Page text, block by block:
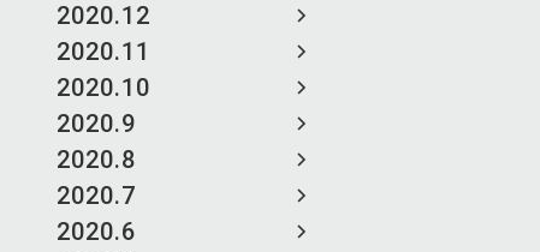
2020.12
2020.11
2020.10
2020.9
2020.8
2020.7
2020.6